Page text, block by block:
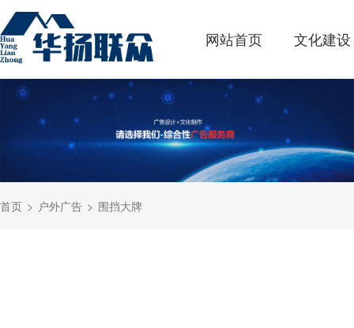
网站首页 文化建设
首页 户外广告 围挡大牌